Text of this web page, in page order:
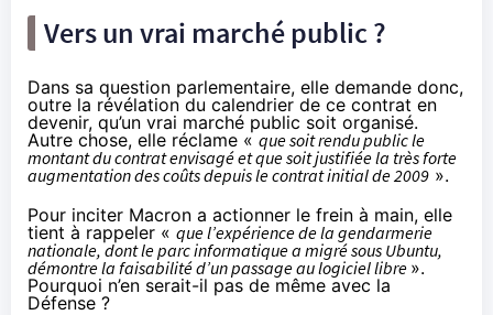
Vers un vrai marché public ?
Dans sa question parlementaire, elle demande donc,
outre la révélation du calendrier de ce contrat en
devenir, qu’un vrai marché public soit organisé.
Autre chose, elle réclame « que soit rendu public le
montant du contrat envisagé et que soit justifiée la très forte
augmentation des coûts depuis le contrat initial de 2009 ».
Pour inciter Macron a actionner le frein à main, elle
tient à rappeler « que l’expérience de la gendarmerie
nationale, dont le parc informatique a migré sous Ubuntu,
démontre la faisabilité d’un passage au logiciel libre ».
Pourquoi n’en serait-il pas de même avec la
Défense ?